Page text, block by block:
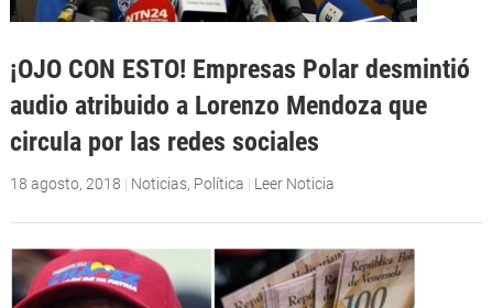
¡OJO CON ESTO! Empresas Polar desmintió
audio atribuido a Lorenzo Mendoza que
circula por las redes sociales
18 agosto, 2018 | Noticias, Política | Leer Noticia